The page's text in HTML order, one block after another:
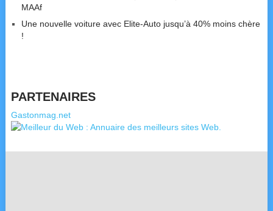
MAAf
Une nouvelle voiture avec Elite-Auto jusqu’à 40% moins chère
!
PARTENAIRES
Gastonmag.net